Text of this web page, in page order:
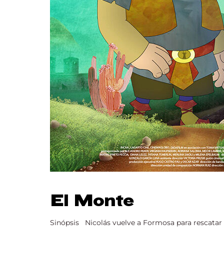
El Monte
Sinópsis Nicolás vuelve a Formosa para rescatar